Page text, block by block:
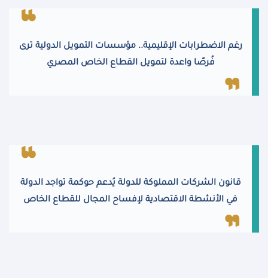
رغم الاضطرابات الإقليمية.. مؤسسات التمويل الدولية ترى
فُرصًا واعدة لتمويل القطاع الخاص المصري
قانون الشركات المملوكة للدولة يُدعم حوكمة تواجد الدولة
في الأنشطة الاقتصادية لإفساح المجال للقطاع الخاص